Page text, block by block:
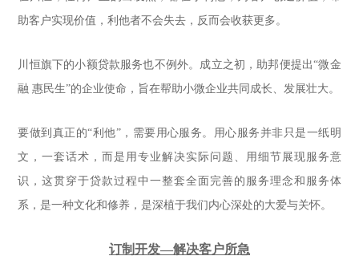
助客户实现价值，利他者不会失去，反而会收获更多。
川恒旗下的小额贷款服务也不例外。成立之初，助邦便提出“微金
融 惠民生”的企业使命，旨在帮助小微企业共同成长、发展壮大。
要做到真正的“利他”，需要用心服务。用心服务并非只是一纸明
文，一套话术，而是用专业解决实际问题、用细节展现服务意
识，这贯穿于贷款过程中一整套全面完善的服务理念和服务体
系，是一种文化和修养，是深植于我们内心深处的大爱与关怀。
订制开发—解决客户所急